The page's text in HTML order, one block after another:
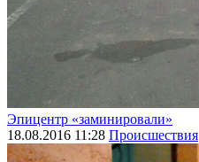
Эпицентр «заминировали»
18.08.2016 11:28 Происшествия